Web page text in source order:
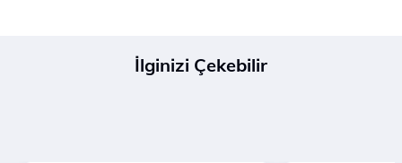
İlginizi Çekebilir